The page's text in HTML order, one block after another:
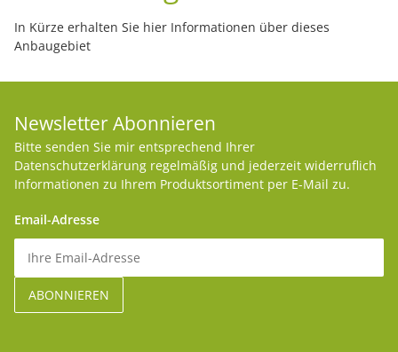
In Kürze erhalten Sie hier Informationen über dieses
Anbaugebiet
Newsletter Abonnieren
Bitte senden Sie mir entsprechend Ihrer
Datenschutzerklärung regelmäßig und jederzeit widerruflich
Informationen zu Ihrem Produktsortiment per E-Mail zu.
Email-Adresse